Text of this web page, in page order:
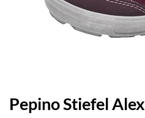
Pepino Stiefel